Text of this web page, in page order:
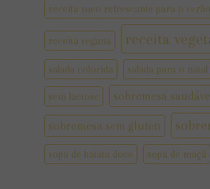
receita suco refrescante para o verão
receita vegana receita
salada colorida salada para o natal
sem lactose sobremesa
sobremesa sem gluten
sopa de batata doce sopa de maçã